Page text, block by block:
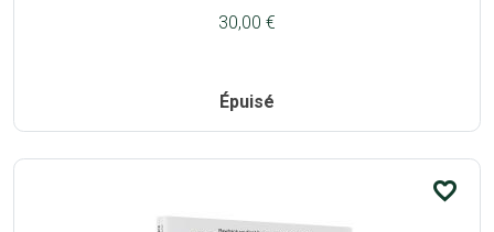
30,00 €
Épuisé
favorite_border